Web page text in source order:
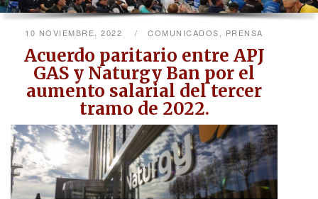
10 NOVIEMBRE, 2022 COMUNICADOS, PRENSA
Acuerdo paritario entre APJ
GAS y Naturgy Ban por el
aumento salarial del tercer
tramo de 2022.